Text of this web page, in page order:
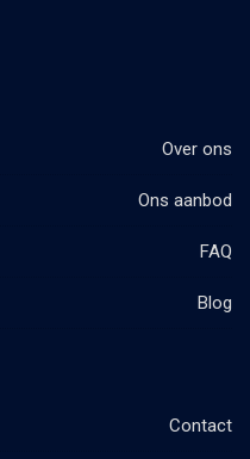
Over ons
Ons aanbod
FAQ
Blog
Contact